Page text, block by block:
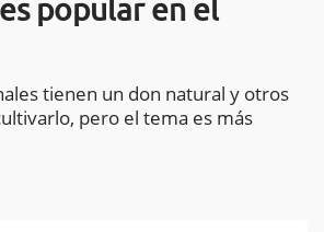
popular en el
tienen un don natural y otros
pero el tema es más